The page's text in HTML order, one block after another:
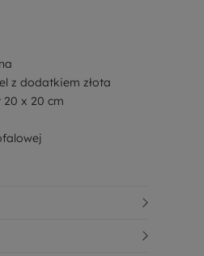
z dodatkiem złota
x 20 cm